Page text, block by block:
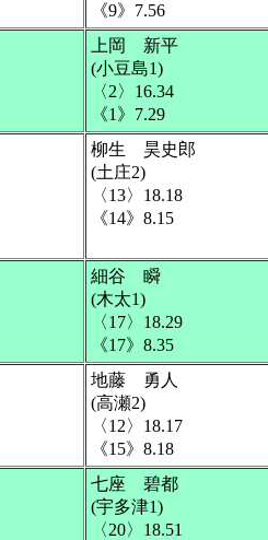
《9》7.56
上岡 新平
(小豆島1)
〈2〉16.34
《1》7.29
柳生 昊史郎
(土庄2)
〈13〉18.18
《14》8.15
細谷 瞬
(木太1)
〈17〉18.29
《17》8.35
地藤 勇人
(高瀬2)
〈12〉18.17
《15》8.18
七座 碧都
(宇多津1)
〈20〉18.51